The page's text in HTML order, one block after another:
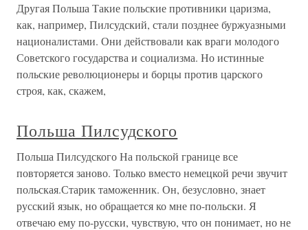
Другая Польша Такие польские противники царизма,
как, например, Пилсудский, стали позднее буржуазными
националистами. Они действовали как враги молодого
Советского государства и социализма. Но истинные
польские революционеры и борцы против царского
строя, как, скажем,
Польша Пилсудского
Польша Пилсудского На польской границе все
повторяется заново. Только вместо немецкой речи звучит
польская.Старик таможенник. Он, безусловно, знает
русский язык, но обращается ко мне по-польски. Я
отвечаю ему по-русски, чувствую, что он понимает, но не